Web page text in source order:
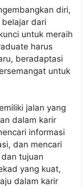
diri,
dari
untuk meraih
harus
beradaptasi
untuk
jalan yang
dalam karir
informasi
dan mencari
tujuan
yang kuat,
dalam karir